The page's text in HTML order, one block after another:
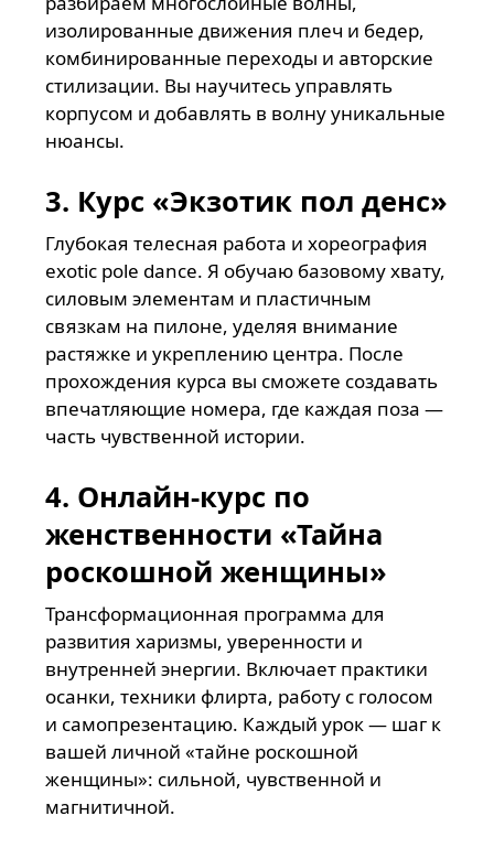
изолированные движения плеч и бедер,
комбинированные переходы и авторские
стилизации. Вы научитесь управлять
корпусом и добавлять в волну уникальные
нюансы.
3. Курс «Экзотик пол денс»
Глубокая телесная работа и хореография
exotic pole dance. Я обучаю базовому хвату,
силовым элементам и пластичным
связкам на пилоне, уделяя внимание
растяжке и укреплению центра. После
прохождения курса вы сможете создавать
впечатляющие номера, где каждая поза —
часть чувственной истории.
4. Онлайн-курс по
женственности «Тайна
роскошной женщины»
Трансформационная программа для
развития харизмы, уверенности и
внутренней энергии. Включает практики
осанки, техники флирта, работу с голосом
и самопрезентацию. Каждый урок — шаг к
вашей личной «тайне роскошной
женщины»: сильной, чувственной и
магнитичной.